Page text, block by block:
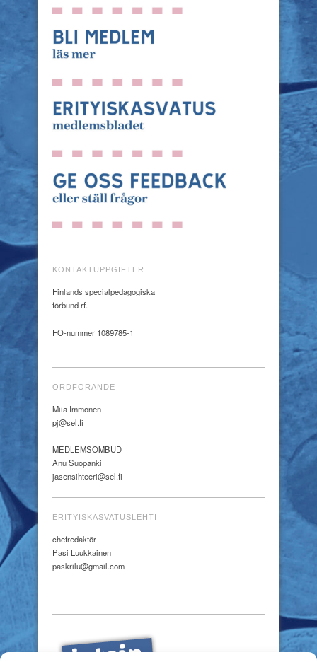
KONTAKTUPPGIFTER
Finlands specialpedagogiska
förbund rf.
FO-nummer 1089785-1
ORDFÖRANDE
Miia Immonen
pj@sel.fi
MEDLEMSOMBUD
Anu Suopanki
jasensihteeri@sel.fi
ERITYISKASVATUSLEHTI
chefredaktör
Pasi Luukkainen
paskrilu@gmail.com